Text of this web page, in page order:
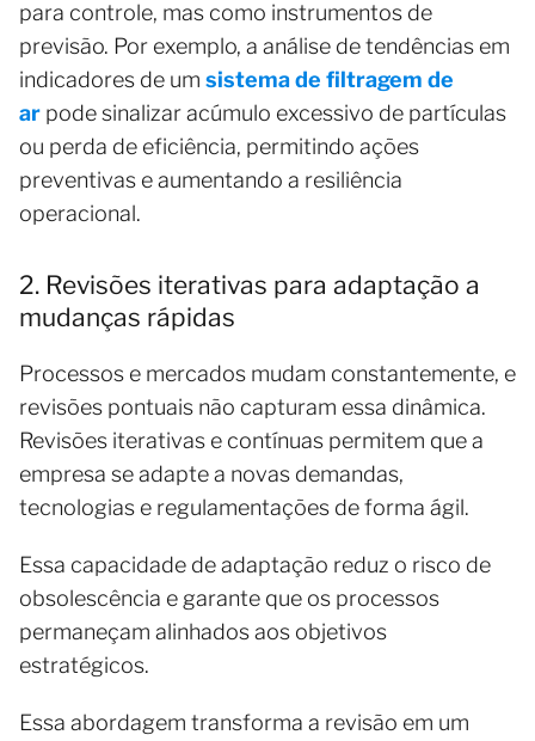
para controle, mas como instrumentos de
previsão. Por exemplo, a análise de tendências em
indicadores de um sistema de filtragem de
ar pode sinalizar acúmulo excessivo de partículas
ou perda de eficiência, permitindo ações
preventivas e aumentando a resiliência
operacional.
2. Revisões iterativas para adaptação a
mudanças rápidas
Processos e mercados mudam constantemente, e
revisões pontuais não capturam essa dinâmica.
Revisões iterativas e contínuas permitem que a
empresa se adapte a novas demandas,
tecnologias e regulamentações de forma ágil.
Essa capacidade de adaptação reduz o risco de
obsolescência e garante que os processos
permaneçam alinhados aos objetivos
estratégicos.
Essa abordagem transforma a revisão em um